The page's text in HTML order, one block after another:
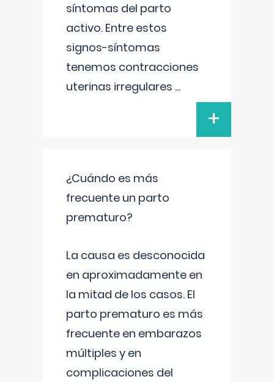
síntomas del parto
activo. Entre estos
signos-síntomas
tenemos contracciones
uterinas irregulares ...
+
¿Cuándo es más
frecuente un parto
prematuro?
La causa es desconocida
en aproximadamente en
la mitad de los casos. El
parto prematuro es más
frecuente en embarazos
múltiples y en
complicaciones del